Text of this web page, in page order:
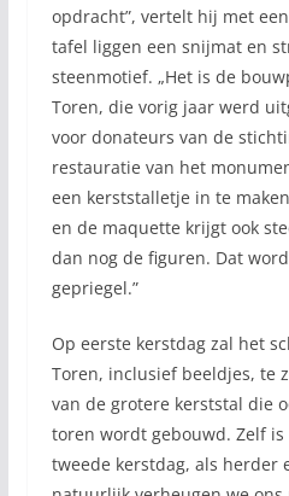
opdracht”, vertelt hij met
tafel liggen een snijmat en
steenmotief. „Het is de
Toren, die vorig jaar werd
voor donateurs van de
restauratie van het
een kerststalletje in te
en de maquette krijgt ook
dan nog de figuren. Dat
gepriegel.”
Op eerste kerstdag zal het
Toren, inclusief beeldjes, te
van de grotere kerststal die
toren wordt gebouwd. Zelf
tweede kerstdag, als herder